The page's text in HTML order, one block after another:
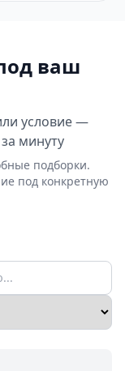
ваш
условие —
минуту
подборки.
под конкретную